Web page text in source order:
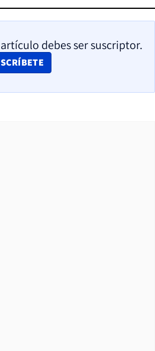
debes ser suscriptor.
IN NEW WINDOW